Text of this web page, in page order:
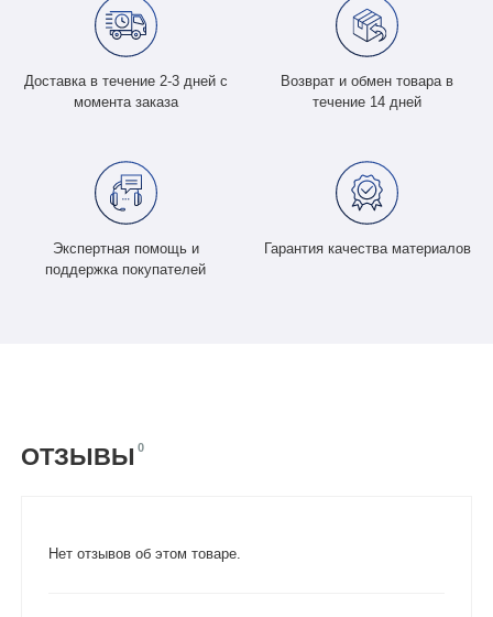
Доставка в течение 2-3 дней с
момента заказа
Возврат и обмен товара в
течение 14 дней
Экспертная помощь и
поддержка покупателей
Гарантия качества материалов
ОТЗЫВЫ 0
Нет отзывов об этом товаре.